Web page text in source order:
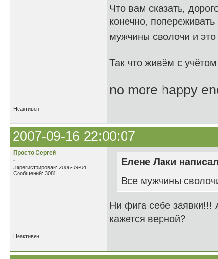
Что вам сказать,
конечно,
мужчины сволочи и
Так что живём с
no more happy
Неактивен
2007-09-16 22:00:07
Просто Сергей
.
Зарегистрирован: 2006-09-04
Сообщений: 3081
Елене Лаки
Все мужчины
Ни фига себе заявки!!!
кажется верной?
Неактивен